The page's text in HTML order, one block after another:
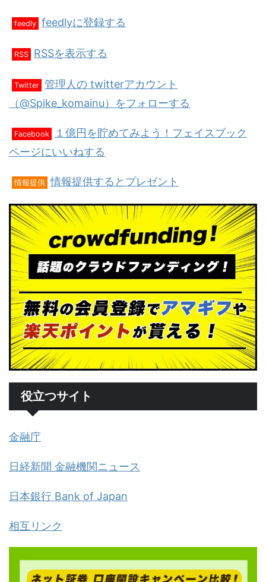
feedly feedlyに登録する
RSS RSSを表示する
Twitter 管理人の twitterアカウント
（@Spike_komainu）をフォローする
Facebook
１億円を貯めてみよう！フェイスブック
ページにいいねする
情報提供 情報提供するとプレゼント
役立つサイト
金融庁
日経新聞 金融機関ニュース
日本銀行 Bank of Japan
相互リンク